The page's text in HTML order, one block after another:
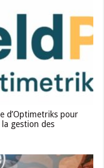
d’Optimetriks pour
gestion des